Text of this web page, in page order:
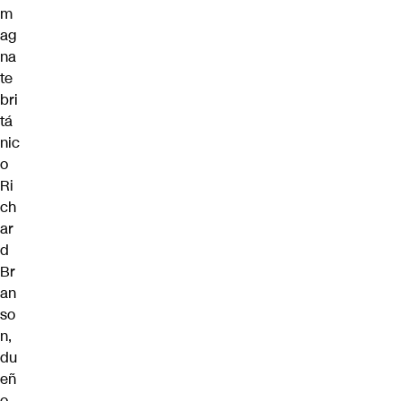
m
ag
na
te
bri
tá
nic
o
Ri
ch
ar
d
Br
an
so
n,
du
eñ